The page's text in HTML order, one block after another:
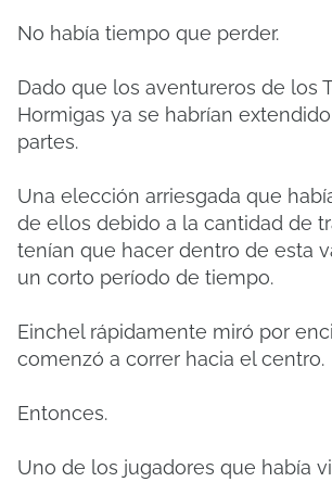
No había tiempo que perder.
Dado que los aventureros de los
Hormigas ya se habrían
partes.
Una elección arriesgada que
de ellos debido a la cantidad de
tenían que hacer dentro de esta
un corto período de tiempo.
Einchel rápidamente miró por
comenzó a correr hacia el centro.
Entonces.
Uno de los jugadores que había